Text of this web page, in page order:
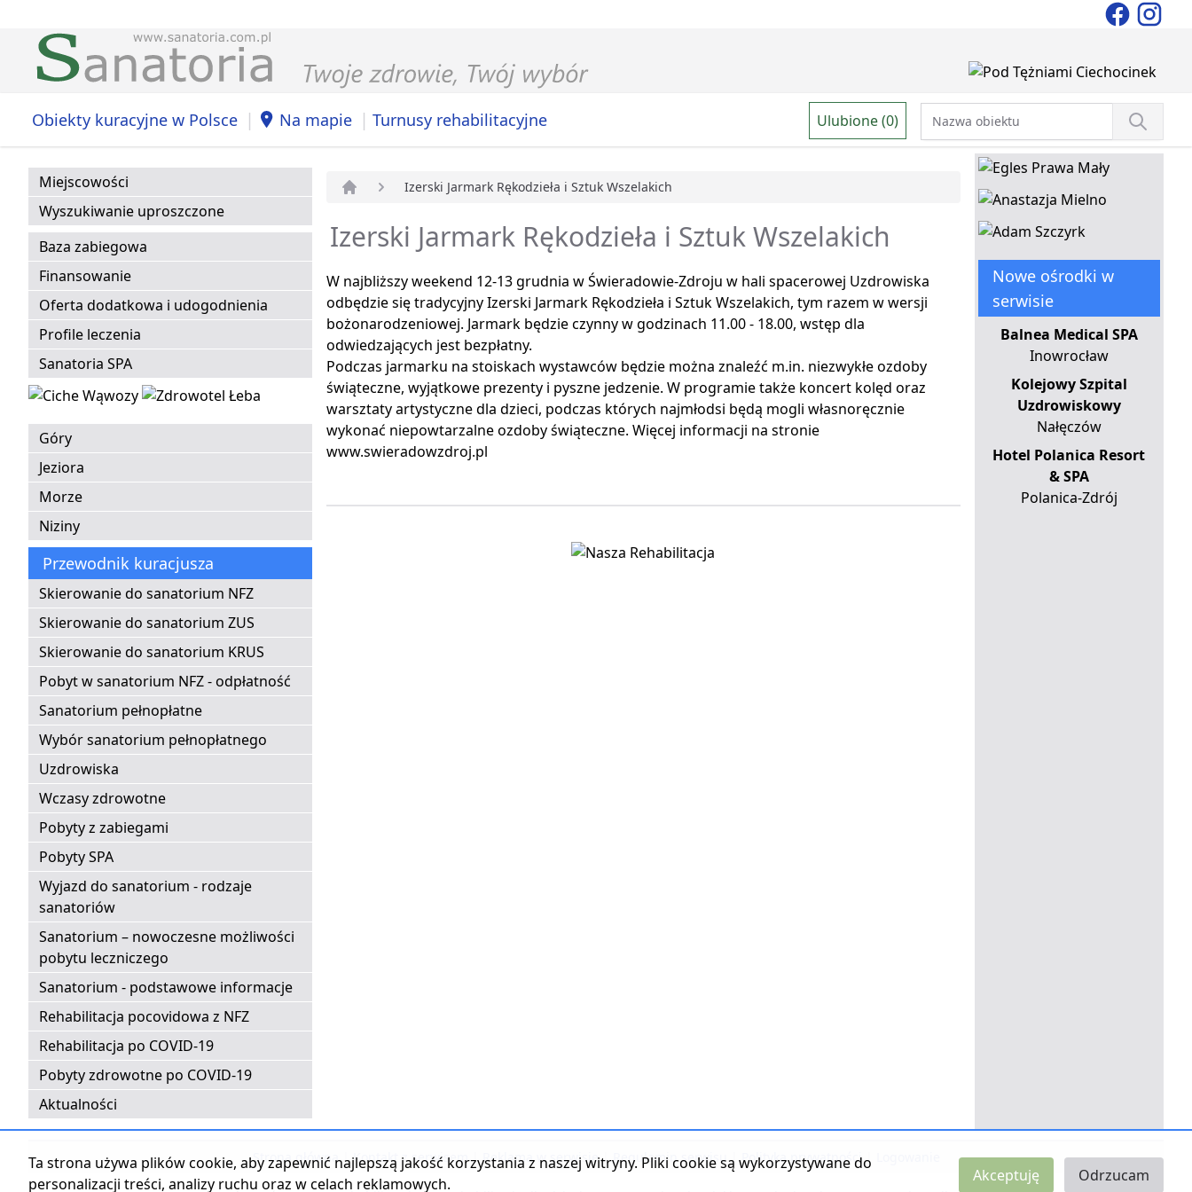
Obiekty kuracyjne w Polsce | Na mapie | Turnusy rehabilitacyjne Ulubione (0)
Miejscowości
Wyszukiwanie uproszczone
Baza zabiegowa
Finansowanie
Oferta dodatkowa i udogodnienia
Profile leczenia
Sanatoria SPA
Góry
Jeziora
Morze
Niziny
Przewodnik kuracjusza
Skierowanie do sanatorium NFZ
Skierowanie do sanatorium ZUS
Skierowanie do sanatorium KRUS
Pobyt w sanatorium NFZ - odpłatność
Sanatorium pełnopłatne
Wybór sanatorium pełnopłatnego
Uzdrowiska
Wczasy zdrowotne
Pobyty z zabiegami
Pobyty SPA
Wyjazd do sanatorium - rodzaje
sanatoriów
Sanatorium – nowoczesne możliwości
pobytu leczniczego
Sanatorium - podstawowe informacje
Rehabilitacja pocovidowa z NFZ
Rehabilitacja po COVID-19
Pobyty zdrowotne po COVID-19
Aktualności
Izerski Jarmark Rękodzieła i Sztuk Wszelakich
Izerski Jarmark Rękodzieła i Sztuk Wszelakich
W najbliższy weekend 12-13 grudnia w Świeradowie-Zdroju w hali spacerowej Uzdrowiska
odbędzie się tradycyjny Izerski Jarmark Rękodzieła i Sztuk Wszelakich, tym razem w wersji
bożonarodzeniowej. Jarmark będzie czynny w godzinach 11.00 - 18.00, wstęp dla
odwiedzających jest bezpłatny.
Podczas jarmarku na stoiskach wystawców będzie można znaleźć m.in. niezwykłe ozdoby
świąteczne, wyjątkowe prezenty i pyszne jedzenie. W programie także koncert kolęd oraz
warsztaty artystyczne dla dzieci, podczas których najmłodsi będą mogli własnoręcznie
wykonać niepowtarzalne ozdoby świąteczne. Więcej informacji na stronie
www.swieradowzdroj.pl
Nowe ośrodki w
serwisie
Balnea Medical SPA
Inowrocław
Kolejowy Szpital
Uzdrowiskowy
Nałęczów
Hotel Polanica Resort
& SPA
Polanica-Zdrój
Strona główna | Kontakt z serwisem | Reklama w serwisie | Regulamin serwisu | Polityka prywatności |
Ta strona używa plików cookie, aby zapewnić najlepszą jakość korzystania z naszej witryny. Pliki cookie są wykorzystywane do
personalizacji treści, analizy ruchu oraz w celach reklamowych.
Akceptuję Odrzucam